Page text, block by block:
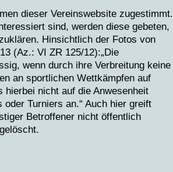
dieser Vereinswebsite zugestimmt.
sind, werden diese gebeten,
Hinsichtlich der Fotos von
(Az.: VI ZR 125/12):„Die
wenn durch ihre Verbreitung keine
an sportlichen Wettkämpfen auf
hierbei nicht auf die Anwesenheit
Turniers an.“ Auch hier greift
Betroffener nicht öffentlich